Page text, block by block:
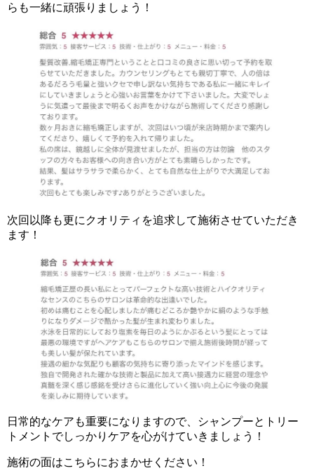
らも一緒に頑張りましょう！
次回以降も更にクオリティを追求して施術させていただき
ます！
日常的なケアも重要になりますので、シャンプーとトリー
トメントでしっかりケアを心がけていきましょう！
施術の面はこちらにおまかせください！